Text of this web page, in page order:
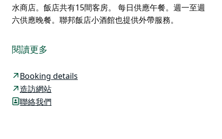
水商店。飯店共有15間客房。 每日供應午餐。週一至週
六供應晚餐。聯邦飯店小酒館也提供外帶服務。
用美味佳餚，感受鄉村酒吧的熱情好客！
悠久的前廳酒吧放鬆身心。飯店也提供TAB投注、基諾遊
戲和免下車酒水商店。飯店共有15間客房。
每日供應午餐。週一至週六供應晚餐。聯邦飯店小酒館也
閱讀更多
Booking details
造訪網站
聯絡我們